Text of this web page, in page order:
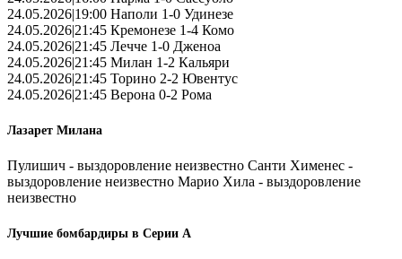
24.05.2026|19:00 Наполи 1-0 Удинезе
24.05.2026|21:45 Кремонезе 1-4 Комо
24.05.2026|21:45 Лечче 1-0 Дженоа
24.05.2026|21:45 Милан 1-2 Кальяри
24.05.2026|21:45 Торино 2-2 Ювентус
24.05.2026|21:45 Верона 0-2 Рома
Лазарет Милана
Пулишич - выздоровление неизвестно Санти Хименес -
выздоровление неизвестно Марио Хила - выздоровление
неизвестно
Лучшие бомбардиры в Серии А